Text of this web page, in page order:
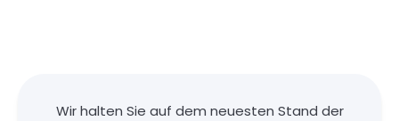
Wir halten Sie auf dem neuesten Stand der